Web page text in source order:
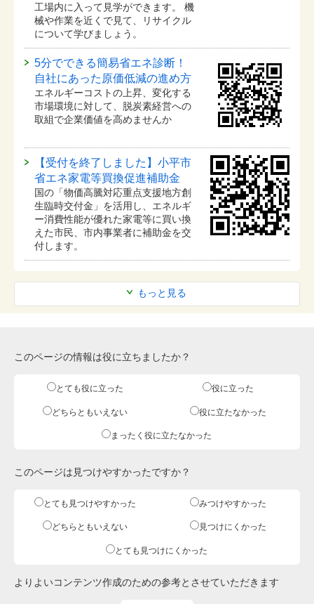
もっと見る
工場内に入って見学ができます。 機
械や作業を近くで見て、リサイクル
について学びましょう。
5分でできる簡易省エネ診断！
自社にあった原価低減の進め方
エネルギーコストの上昇、変化する
市場環境に対して、脱炭素経営への
取組で企業価値を高めませんか
【受付を終了しました】小平市
省エネ家電等買換促進補助金
国の「物価高騰対応重点支援地方創
生臨時交付金」を活用し、エネルギ
ー消費性能が優れた家電等に買い換
えた市民、市内事業者に補助金を交
付します。
このページの情報は役に立ちましたか？
とても役に立った 役に立った
どちらともいえない 役に立たなかった
まったく役に立たなかった
このページは見つけやすかったですか？
とても見つけやすかった みつけやすかった
どちらともいえない 見つけにくかった
とても見つけにくかった
よりよいコンテンツ作成のための参考とさせていただきます